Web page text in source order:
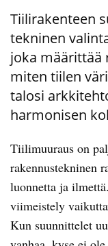
Tiilirakenteen
tekninen
joka määrittää
miten tiilen
talosi
harmonisen
Tiilimuuraus on
rakennustekninen
luonnetta ja
viimeistely
Kun suunnittelet